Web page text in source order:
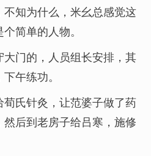
知为什么，米幺总感觉这
简单的人物。
门的，人员组长安排，其
午练功。
氏针灸，让范婆子做了药
后到老房子给吕寒，施修